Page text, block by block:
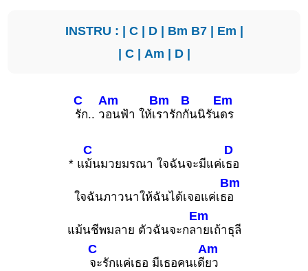
INSTRU : | C| D| Bm B7| Em |
| C| Am | D|
C
รัก.. ว
Am
อนฟ้า ให้เ
Bm
รารัก
B
กันนิรัน
Em
ดร
* แ
C
ม้นมวยมรณา ใจฉันจะมีแค่เ
D
ธอ
ใจฉันภาวนาให้ฉันได้เจอแค่เธ
Bm
อ
แม้นชีพมลาย ตัวฉันจะกล
Em
ายเถ้าธุลี
C
จะรักแค่เธอ มีเธอคนเดี
Am
ยว